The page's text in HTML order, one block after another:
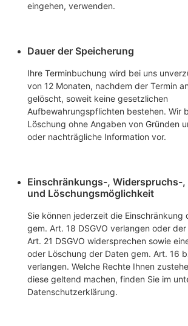
eingehen, verwenden.
Dauer der Speicherung
Ihre Terminbuchung wird bei uns
von 12 Monaten, nachdem der Termin
gelöscht, soweit keine gesetzlichen
Aufbewahrungspflichten bestehen. Wir
Löschung ohne Angaben von Gründen
oder nachträgliche Information vor.
Einschränkungs-, Widerspruchs-
und Löschungsmöglichkeit
Sie können jederzeit die Einschränkung
gem. Art. 18 DSGVO verlangen oder
Art. 21 DSGVO widersprechen sowie
oder Löschung der Daten gem. Art. 16
verlangen. Welche Rechte Ihnen
diese geltend machen, finden Sie im
Datenschutzerklärung.